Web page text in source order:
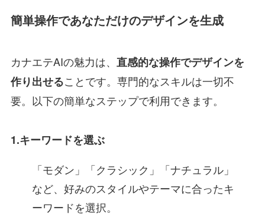
簡単操作であなただけのデザインを生成
カナエテAIの魅力は、 直感的な操作でデザインを
作り出せることです。専門的なスキルは一切不
要。以下の簡単なステップで利用できます。
1.キーワードを選ぶ
「モダン」「クラシック」「ナチュラル」
など、好みのスタイルやテーマに合ったキ
ーワードを選択。